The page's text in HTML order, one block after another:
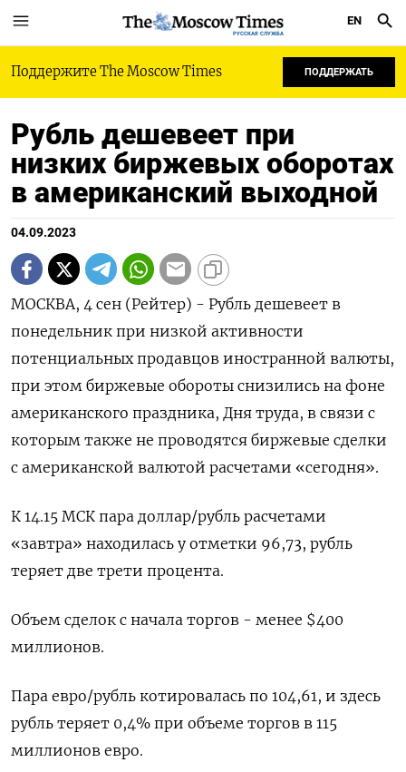
РУССКАЯ СЛУЖБА
EN
Поддержите The Moscow Times ПОДДЕРЖАТЬ
Рубль дешевеет при
низких биржевых оборотах
в американский выходной
04.09.2023
МОСКВА, 4 сен (Рейтер) - Рубль дешевеет в
понедельник при низкой активности
потенциальных продавцов иностранной валюты,
при этом биржевые обороты снизились на фоне
американского праздника, Дня труда, в связи с
которым также не проводятся биржевые сделки
с американской валютой расчетами «сегодня».
К 14.15 МСК пара доллар/рубль расчетами
«завтра» находилась у отметки 96,73, рубль
теряет две трети процента.
Объем сделок с начала торгов - менее $400
миллионов.
Пара евро/рубль котировалась по 104,61, и здесь
рубль теряет 0,4% при объеме торгов в 115
миллионов евро.